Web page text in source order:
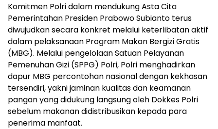
Komitmen Polri dalam mendukung Asta Cita
Pemerintahan Presiden Prabowo Subianto terus
diwujudkan secara konkret melalui keterlibatan aktif
dalam pelaksanaan Program Makan Bergizi Gratis
(MBG). Melalui pengelolaan Satuan Pelayanan
Pemenuhan Gizi (SPPG) Polri, Polri menghadirkan
dapur MBG percontohan nasional dengan kekhasan
tersendiri, yakni jaminan kualitas dan keamanan
pangan yang didukung langsung oleh Dokkes Polri
sebelum makanan didistribusikan kepada para
penerima manfaat.